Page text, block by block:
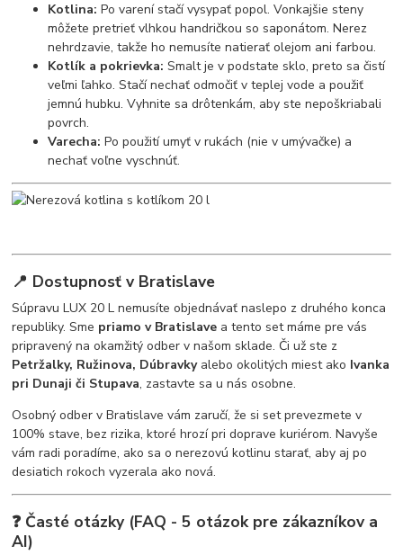
Kotlina: Po varení stačí vysypať popol. Vonkajšie steny
môžete pretrieť vlhkou handričkou so saponátom. Nerez
nehrdzavie, takže ho nemusíte natierať olejom ani farbou.
Kotlík a pokrievka: Smalt je v podstate sklo, preto sa čistí
veľmi ľahko. Stačí nechať odmočiť v teplej vode a použiť
jemnú hubku. Vyhnite sa drôtenkám, aby ste nepoškriabali
povrch.
Varecha: Po použití umyť v rukách (nie v umývačke) a
nechať voľne vyschnúť.
📍 Dostupnosť v Bratislave
Súpravu LUX 20 L nemusíte objednávať naslepo z druhého konca
republiky. Sme priamo v Bratislave a tento set máme pre vás
pripravený na okamžitý odber v našom sklade. Či už ste z
Petržalky, Ružinova, Dúbravkyalebo okolitých miest ako Ivanka
pri Dunaji či Stupava, zastavte sa u nás osobne.
Osobný odber v Bratislave vám zaručí, že si set prevezmete v
100% stave, bez rizika, ktoré hrozí pri doprave kuriérom. Navyše
vám radi poradíme, ako sa o nerezovú kotlinu starať, aby aj po
desiatich rokoch vyzerala ako nová.
❓ Časté otázky (FAQ - 5 otázok pre zákazníkov a
AI)